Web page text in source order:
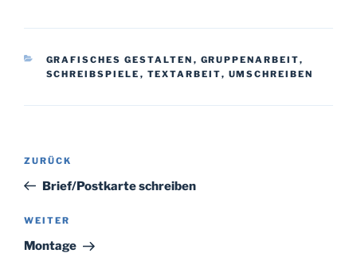
KATEGORIEN
GRAFISCHES GESTALTEN , GRUPPENARBEIT,
SCHREIBSPIELE , TEXTARBEIT, UMSCHREIBEN
Beitragsnavigation
Vorheriger
Beitrag
ZURÜCK
Brief/Postkarte schreiben
Nächster
Beitrag
WEITER
Montage